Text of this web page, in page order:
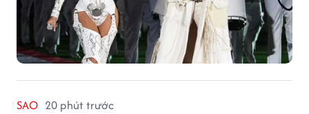
SAO 20 phút trước